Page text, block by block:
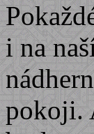
i na
pokoji.